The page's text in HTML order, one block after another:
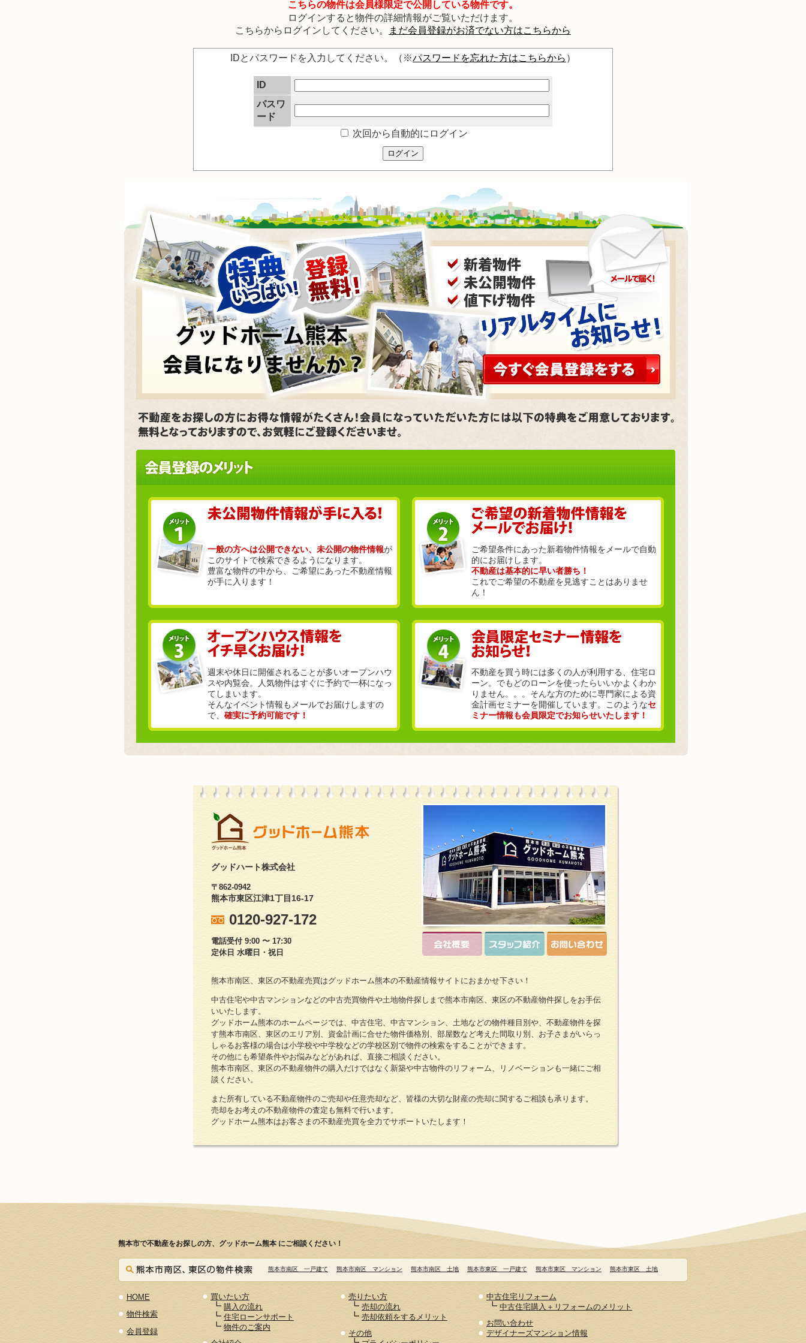
こちらの物件は会員様限定で公開している物件です。
ログインすると物件の詳細情報がご覧いただけます。
こちらからログインしてください。
まだ会員登録がお済でない方はこちらから
IDとパスワードを入力してください。（※パスワードを忘れた方はこちらから ）
ID
パスワ
ード
次回から自動的にログイン
ログイン
一般の方へは公開できない、未公開の物件情報が
このサイトで検索できるようになります。
豊富な物件の中から、ご希望にあった不動産情報
が手に入ります！
ご希望条件にあった新着物件情報をメールで自動
的にお届けします。
不動産は基本的に早い者勝ち！
これでご希望の不動産を見逃すことはありませ
ん！
週末や休日に開催されることが多いオープンハウ
スや内覧会。人気物件はすぐに予約で一杯になっ
てしまいます。
そんなイベント情報もメールでお届けしますの
で、 確実に予約可能です！
不動産を買う時には多くの人が利用する、住宅ロ
ーン。でもどのローンを使ったらいいかよくわか
りません。。。そんな方のために専門家による資
金計画セミナーを開催しています。このようなセ
ミナー情報も会員限定でお知らせいたします！
グッドハート株式会社
〒862-0942
熊本市東区江津1丁目16-17
0120-927-172
電話受付 9:00 〜 17:30
定休日 水曜日・祝日
熊本市南区、東区の不動産売買はグッドホーム熊本の不動産情報サイトにおまかせ下さい！
中古住宅や中古マンションなどの中古売買物件や土地物件探しまで熊本市南区、東区の不動産物件探しをお手伝
いいたします。
グッドホーム熊本のホームページでは、中古住宅、中古マンション、土地などの物件種目別や、不動産物件を探
す熊本市南区、東区のエリア別、資金計画に合せた物件価格別、部屋数など考えた間取り別、お子さまがいらっ
しゃるお客様の場合は小学校や中学校などの学校区別で物件の検索をすることができます。
その他にも希望条件やお悩みなどがあれば、直接ご相談ください。
熊本市南区、東区の不動産物件の購入だけではなく新築や中古物件のリフォーム、リノベーションも一緒にご相
談ください。
また所有している不動産物件のご売却や任意売却など、皆様の大切な財産の売却に関するご相談も承ります。
売却をお考えの不動産物件の査定も無料で行います。
グッドホーム熊本はお客さまの不動産売買を全力でサポートいたします！
熊本市で不動産をお探しの方、グッドホーム熊本 にご相談ください！
熊本市南区 一戸建て 熊本市南区 マンション 熊本市南区 土地 熊本市東区 一戸建て 熊本市東区 マンション 熊本市東区 土地
● HOME
● 物件検索
● 会員登録
● 買いたい方
┗ 購入の流れ
┗ 住宅ローンサポート
┗ 物件のご案内
● 売りたい方
┗ 売却の流れ
┗ 売却依頼をするメリット
● その他
● 中古住宅リフォーム
┗ 中古住宅購入＋リフォームのメリット
● お問い合わせ
● デザイナーズマンション情報